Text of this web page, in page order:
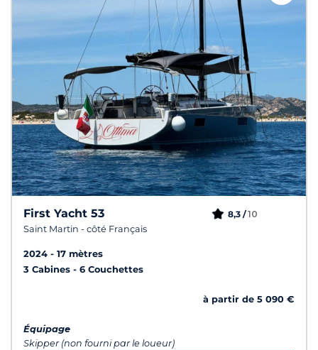
First Yacht 53
Saint Martin - côté Français
8,3 /10
2024
17 mètres
3 Cabines
6 Couchettes
à partir de 5 090 €
Équipage
Skipper (non fourni par le loueur)